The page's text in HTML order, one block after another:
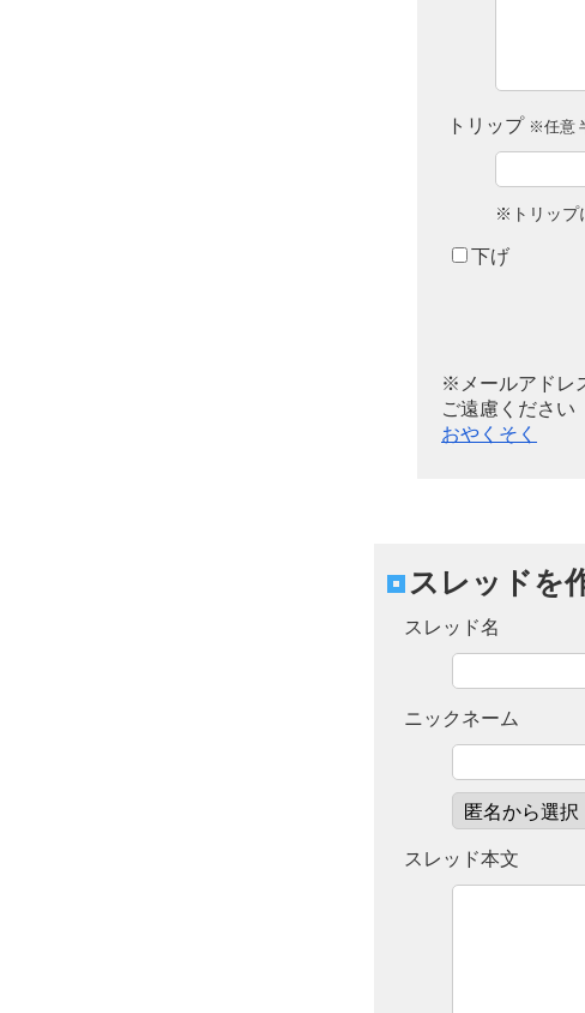
トリップ ※任意
※トリップ
下げ
※メールアドレ
ご遠慮ください
おやくそく
スレッドを
スレッド名
ニックネーム
スレッド本文